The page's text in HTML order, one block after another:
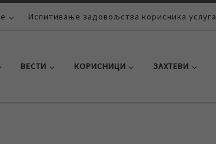
Испитивање задовољства корисника услуга
ВЕСТИ КОРИСНИЦИ ЗАХТЕВИ